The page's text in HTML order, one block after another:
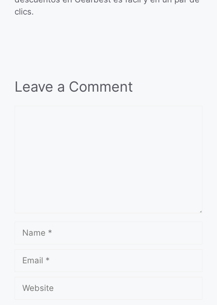
clics.
Leave a Comment
Name
Email
Website